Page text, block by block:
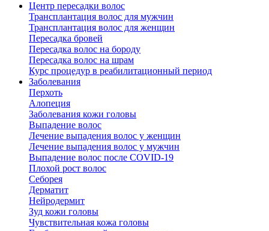
Центр пересадки волос
Трансплантация волос для мужчин
Трансплантация волос для женщин
Пересадка бровей
Пересадка волос на бороду
Пересадка волос на шрам
Курс процедур в реабилитационный период
Заболевания
Перхоть
Алопеция
Заболевания кожи головы
Выпадение волос
Лечение выпадения волос у женщин
Лечение выпадения волос у мужчин
Выпадение волос после COVID-19
Плохой рост волос
Cеборея
Дерматит
Нейродермит
Зуд кожи головы
Чувствительная кожа головы